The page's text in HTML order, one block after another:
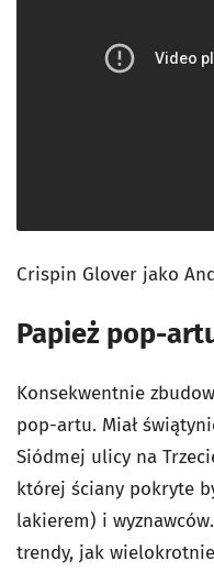
Crispin Glover jako
Papież pop-
Konsekwentnie
pop-artu. Miał
Siódmej ulicy na
której ściany pokryte
lakierem) i
trendy, jak